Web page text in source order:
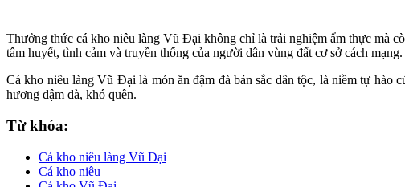
Thưởng thức cá kho niêu làng Vũ Đại không chỉ là trải nghiệm ẩm thực mà
tâm huyết, tình cảm và truyền thống của người dân vùng đất cơ sở cách mạng.
Cá kho niêu làng Vũ Đại là món ăn đậm đà bản sắc dân tộc, là niềm tự hào
hương đậm đà, khó quên.
Từ khóa:
Cá kho niêu làng Vũ Đại
Cá kho niêu